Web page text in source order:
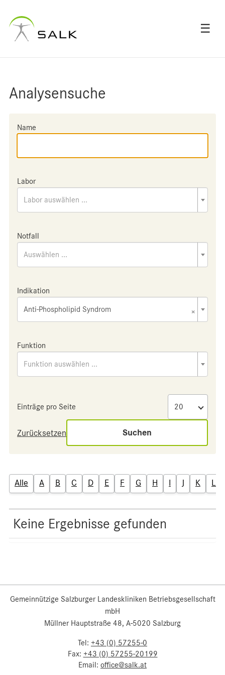
☰
Analysensuche
Name
Labor
Labor auswählen ...
Notfall
Auswählen ...
Indikation
×
Anti-Phospholipid Syndrom
Funktion
Funktion auswählen ...
Einträge pro Seite
Zurücksetzen Suchen
Alle A B C D E F G H I J K L
Keine Ergebnisse gefunden
Gemeinnützige Salzburger Landeskliniken Betriebsgesellschaft
mbH
Müllner Hauptstraße 48, A-5020 Salzburg
Tel: +43 (0) 57255-0
Fax: +43 (0) 57255-20199
Email: office@salk.at